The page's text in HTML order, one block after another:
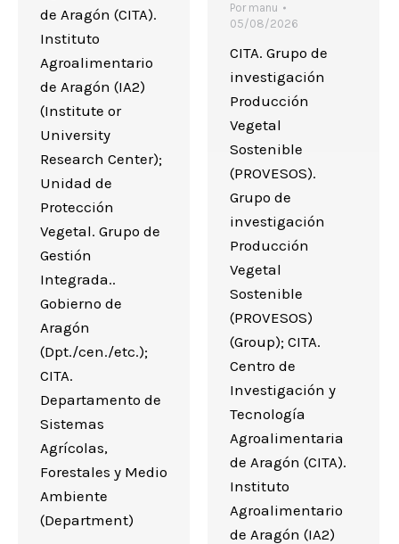
de Aragón (CITA).
Instituto
Agroalimentario
de Aragón (IA2)
(Institute or
University
Research Center);
Unidad de
Protección
Vegetal. Grupo de
Gestión
Integrada..
Gobierno de
Aragón
(Dpt./cen./etc.);
CITA.
Departamento de
Sistemas
Agrícolas,
Forestales y Medio
Ambiente
(Department)
Por manu
05/08/2026
CITA. Grupo de
investigación
Producción
Vegetal
Sostenible
(PROVESOS).
Grupo de
investigación
Producción
Vegetal
Sostenible
(PROVESOS)
(Group); CITA.
Centro de
Investigación y
Tecnología
Agroalimentaria
de Aragón (CITA).
Instituto
Agroalimentario
de Aragón (IA2)